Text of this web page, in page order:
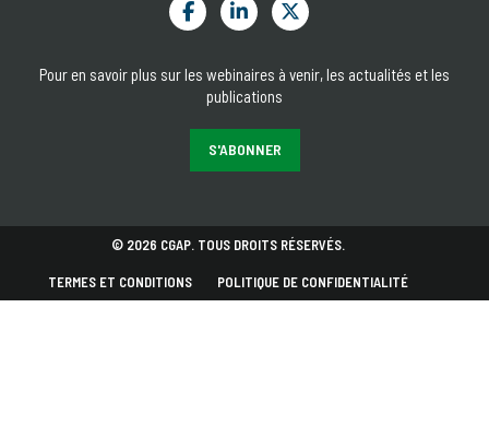
Pour en savoir plus sur les webinaires à venir, les actualités et les
publications
S'ABONNER
© 2026 CGAP. TOUS DROITS RÉSERVÉS.
TERMES ET CONDITIONS POLITIQUE DE CONFIDENTIALITÉ